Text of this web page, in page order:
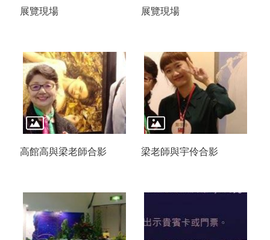
展覽現場 展覽現場
高館高與梁老師合影 梁老師與宇伶合影